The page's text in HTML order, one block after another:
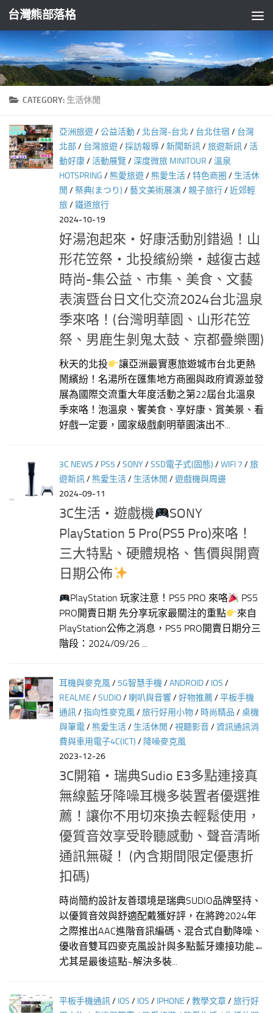
Skip to content
台灣熊部落格
CATEGORY: 生活休閒
亞洲旅遊/公益活動/ 北台灣-台北 / 台北住宿 / 台灣
北部 / 台灣旅遊/採訪報導/新聞新訊/旅遊新訊/活
動好康/活動展覽/深度微旅 MINITOUR /溫泉
HOTSPRING / 熊愛旅遊/ 熊愛生活/特色商圈 / 生活休
閒 /祭典(まつり) /藝文美術展演 /親子旅行/近郊輕
旅/鐵道旅行
2024-10-19
好湯泡起來‧好康活動別錯過！山
形花笠祭‧北投繽紛樂‧越復古越
時尚-集公益、市集、美食、文藝
表演暨台日文化交流2024台北溫泉
季來咯！(台灣明華園、山形花笠
祭、男鹿生剝鬼太鼓、京都疊樂團)
秋天的北投
讓亞洲最實惠旅遊城市台北更熱
鬧繽紛！名湯所在匯集地方商圈與政府資源並發
展為國際交流重大年度活動之第22屆台北溫泉
季來咯！泡溫泉、饗美食、享好康、賞美景、看
好戲一定要，國家級戲劇明華園演出不...
3C NEWS / PS5 /SONY/SSD電子式(固態) /WIFI 7 /旅
遊新訊/ 熊愛生活/ 生活休閒 /遊戲機與周邊
2024-09-11
3C生活‧遊戲機
SONY
PlayStation 5 Pro(PS5 Pro)來咯！
三大特點、硬體規格、售價與開賣
日期公佈
PlayStation 玩家注意！PS5 PRO 來咯
PS5
PRO開賣日期 先分享玩家最關注的重點
來自
PlayStation公佈之消息，PS5 PRO開賣日期分三
階段：2024/09/26 ...
耳機與麥克風/ 5G智慧手機/ANDROID/ IOS /
REALME /SUDIO/ 喇叭與音響/好物推薦/平板手機
通訊/指向性麥克風/旅行好用小物/ 時尚精品 /桌機
與筆電/ 熊愛生活/ 生活休閒 /視聽影音/資訊通訊消
費與車用電子4C(ICT) / 降噪麥克風
2023-12-26
3C開箱‧瑞典Sudio E3多點連接真
無線藍牙降噪耳機多裝置者優選推
薦！讓你不用切來換去輕鬆使用，
優質音效享受聆聽感動、聲音清晰
通訊無礙！ (內含期間限定優惠折
扣碼)
時尚簡約設計友善環境是瑞典SUDIO品牌堅持、
以優質音效與舒適配戴獲好評，在將跨2024年
之際推出AAC進階音訊編碼、混合式自動降噪、
優收音雙耳四麥克風設計與多點藍牙連接功能←
尤其是最後這點~解決多裝...
平板手機通訊/ IOS / IOS / IPHONE /教學文章/旅行好